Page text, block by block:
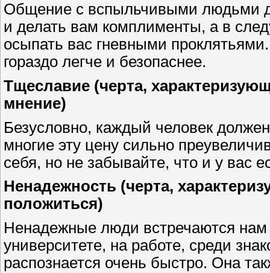
Общение с вспыльчивыми людьми
и делать вам комплименты, а в
осыпать вас гневными
гораздо легче и безопаснее.
Тщеславие (черта,
мнение)
Безусловно, каждый человек
многие эту цену сильно
себя, но не забывайте, что и у вас
Ненадежность (черта,
положиться)
Ненадежные люди встречаются
университете, на работе, среди
распознается очень быстро. Она